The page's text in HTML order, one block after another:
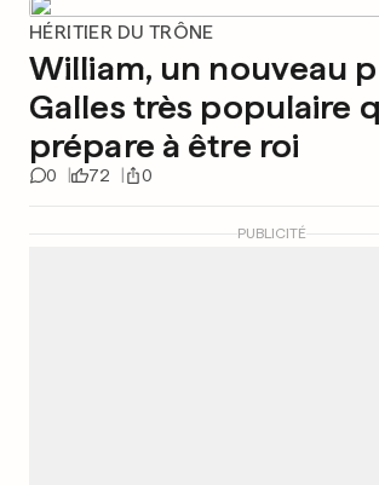
HÉRITIER DU TRÔNE
William, un nouveau
Galles très populaire
prépare à être roi
0 72 0
PUBLICITÉ